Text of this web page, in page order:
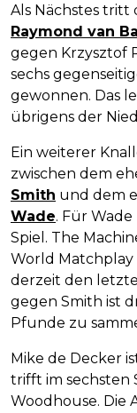
Als Nächstes
Raymond van
gegen Krzysztof
sechs
gewonnen. Das
übrigens der
Ein weiterer
zwischen dem
Smith und dem
Wade. Für
Spiel. The
World
derzeit den
gegen Smith ist
Pfunde zu
Mike de Decker
trifft im sechsten
Woodhouse. Die